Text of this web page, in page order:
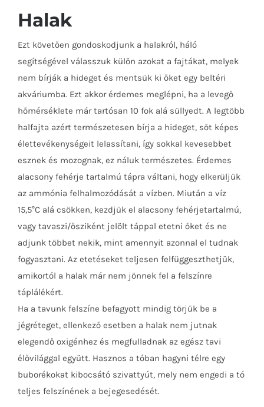
Halak
Ezt követően gondoskodjunk a halakról, háló
segítségével válasszuk külön azokat a fajtákat, melyek
nem bírják a hideget és mentsük ki őket egy beltéri
akváriumba. Ezt akkor érdemes meglépni, ha a levegő
hőmérséklete már tartósan 10 fok alá süllyedt. A legtöbb
halfajta azért természetesen bírja a hideget, sőt képes
élettevékenységeit lelassítani, így sokkal kevesebbet
esznek és mozognak, ez náluk természetes. Érdemes
alacsony fehérje tartalmú tápra váltani, hogy elkerüljük
az ammónia felhalmozódását a vízben. Miután a víz
15,5°C alá csökken, kezdjük el alacsony fehérjetartalmú,
vagy tavaszi/ősziként jelölt táppal etetni őket és ne
adjunk többet nekik, mint amennyit azonnal el tudnak
fogyasztani. Az etetéseket teljesen felfüggeszthetjük,
amikortól a halak már nem jönnek fel a felszínre
táplálékért.
Ha a tavunk felszíne befagyott mindig törjük be a
jégréteget, ellenkező esetben a halak nem jutnak
elegendő oxigénhez és megfulladnak az egész tavi
élővilággal együtt. Hasznos a tóban hagyni télre egy
buborékokat kibocsátó szivattyút, mely nem engedi a tó
teljes felszínének a bejegesedését.